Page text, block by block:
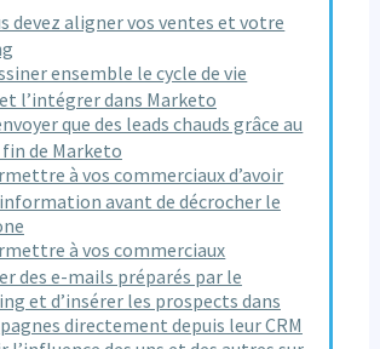
devez aligner vos ventes et votre
ensemble le cycle de vie
l’intégrer dans Marketo
que des leads chauds grâce au
de Marketo
à vos commerciaux d’avoir
avant de décrocher le
à vos commerciaux
des e-mails préparés par le
et d’insérer les prospects dans
directement depuis leur CRM